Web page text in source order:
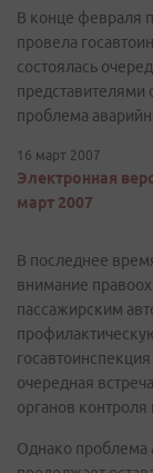
В конце февраля
провела
состоялась
представителями
проблема
16 март 2007
Электронная
март 2007
В последнее
внимание
пассажирским
очередная
органов контроля
Однако проблема